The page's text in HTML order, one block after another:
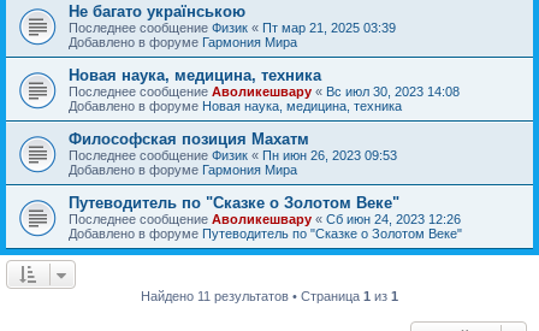
Не багато українською
Последнее сообщение Физик « Пт мар 21, 2025 03:39
Добавлено в форуме Гармония Мира
Новая наука, медицина, техника
Последнее сообщение Аволикешвару « Вс июл 30, 2023 14:08
Добавлено в форуме Новая наука, медицина, техника
Философская позиция Махатм
Последнее сообщение Физик « Пн июн 26, 2023 09:53
Добавлено в форуме Гармония Мира
Путеводитель по "Сказке о Золотом Веке"
Последнее сообщение Аволикешвару « Сб июн 24, 2023 12:26
Добавлено в форуме Путеводитель по "Сказке о Золотом Веке"
Найдено 11 результатов • Страница 1 из 1